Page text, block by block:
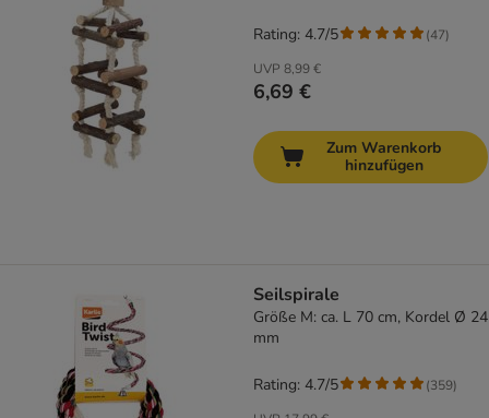
UVP 8,99 €
6,69 €
Rating: 4.7/5 (47)
Zum Warenkorb
hinzufügen
Seilspirale
Größe M: ca. L 70 cm, Kordel Ø 24
mm
Rating: 4.7/5 (359)